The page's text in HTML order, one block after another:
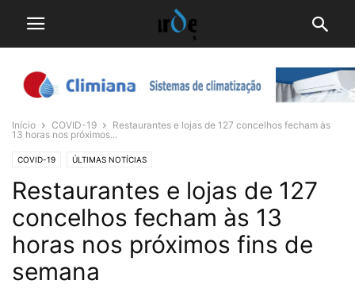
Início COVID-19
Restaurantes e lojas de 127 concelhos fecham às
13 horas nos próximos...
COVID-19 ÚLTIMAS NOTÍCIAS
Restaurantes e lojas de 127
concelhos fecham às 13
horas nos próximos fins de
semana